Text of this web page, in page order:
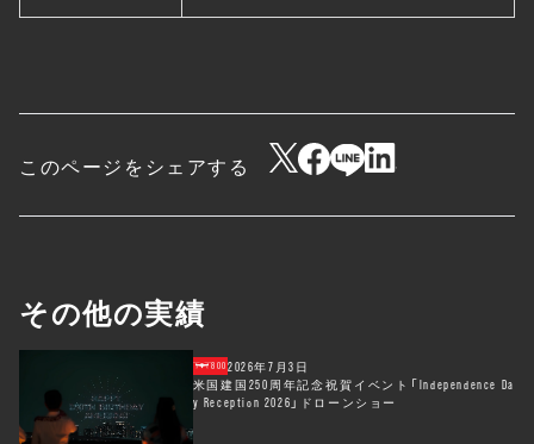
このページをシェアする
その他の実績
2026年7月3日
800
米国建国250周年記念祝賀イベント「Independence Da
y Reception 2026」ドローンショー